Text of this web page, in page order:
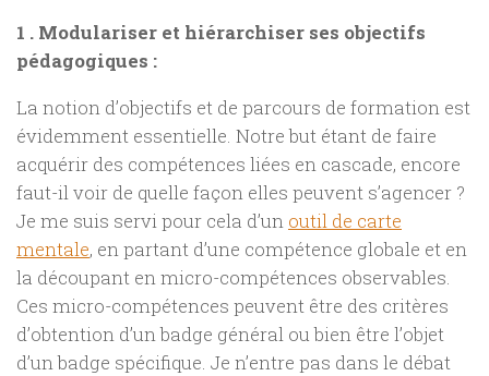
1 . Modulariser et hiérarchiser ses objectifs
pédagogiques :
La notion d’objectifs et de parcours de formation est
évidemment essentielle. Notre but étant de faire
acquérir des compétences liées en cascade, encore
faut-il voir de quelle façon elles peuvent s’agencer ?
Je me suis servi pour cela d’un outil de carte
mentale, en partant d’une compétence globale et en
la découpant en micro-compétences observables.
Ces micro-compétences peuvent être des critères
d’obtention d’un badge général ou bien être l’objet
d’un badge spécifique. Je n’entre pas dans le débat